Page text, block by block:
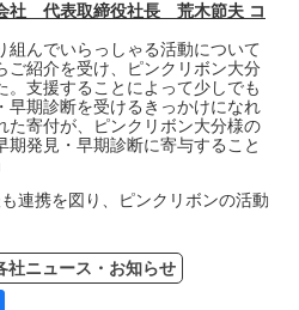
社 代表取締役社長 荒木節夫 コ
組んでいらっしゃる活動について
ご紹介を受け、ピンクリボン大分
。支援することによって少しでも
早期診断を受けるきっかけになれ
た寄付が、ピンクリボン大分様の
発見・早期診断に寄与すること
連携を図り、ピンクリボンの活動
社ニュース・お知らせ